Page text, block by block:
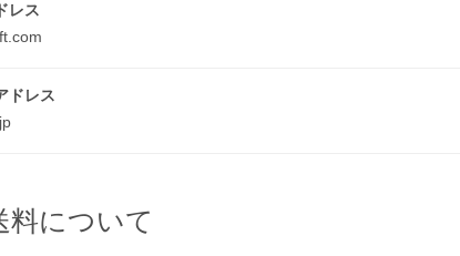
レス
ドレス
料について